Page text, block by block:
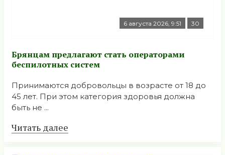
6 августа 2026, 9:51 30
Брянцам предлагают стать оперaторами
бeспилотных систeм
Принимаются добровольцы в возрасте от 18 до
45 лет. При этом категория здоровья должна
быть не ...
Читать далее